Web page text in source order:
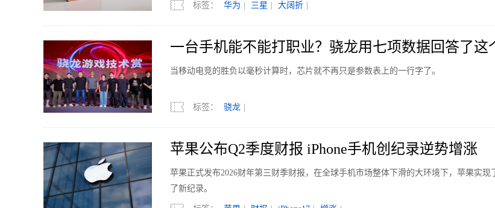
标签： 华为 三星 大阔折
一台手机能不能打职业？骁龙用七项数据回答了这
当移动电竞的胜负以毫秒计算时，芯片就不再只是参数表上的一行字了。
标签： 骁龙
苹果公布Q2季度财报 iPhone手机创纪录逆势增涨
苹果正式发布2026财年第三财季财报，在全球手机市场整体下滑的大环境下，苹果实现
了新纪录。